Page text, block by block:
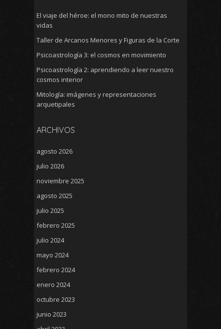
El viaje del héroe: el mono mito de nuestras
vidas
Taller de Arcanos Menores y Figuras de la Corte
Psicoastrología 3: el cosmos en movimiento
Psicoastrología 2: aprendiendo a leer nuestro
cosmos interior
Mitología: imágenes y representaciones
arquetipales
ARCHIVOS
agosto 2026
julio 2026
noviembre 2025
agosto 2025
julio 2025
febrero 2025
julio 2024
mayo 2024
febrero 2024
enero 2024
octubre 2023
junio 2023